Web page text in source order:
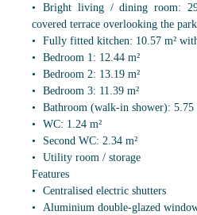
Bright living / dining room:
covered terrace overlooking the park
Fully fitted kitchen: 10.57 m²
Bedroom 1: 12.44 m²
Bedroom 2: 13.19 m²
Bedroom 3: 11.39 m²
Bathroom (walk-in shower): 5.75
WC: 1.24 m²
Second WC: 2.34 m²
Utility room / storage
Features
Centralised electric shutters
Aluminium double-glazed